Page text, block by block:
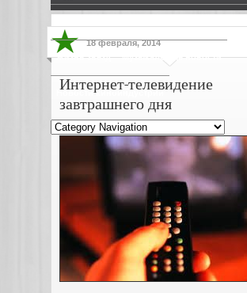
Жизнь звезд Музыкальные новости
Новости киноиндустрии
18 февраля, 2014
Интернет-телевидение
завтрашнего дня